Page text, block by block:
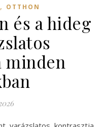
, OTTHON
és a hideg
minden